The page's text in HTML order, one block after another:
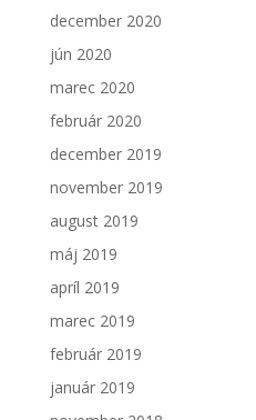
december 2020
jún 2020
marec 2020
február 2020
december 2019
november 2019
august 2019
máj 2019
apríl 2019
marec 2019
február 2019
január 2019